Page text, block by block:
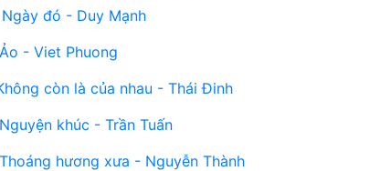
Ngày đó - Duy Mạnh
Ảo - Viet Phuong
còn là của nhau - Thái Đinh
Nguyện khúc - Trần Tuấn
Thoáng hương xưa - Nguyễn Thành